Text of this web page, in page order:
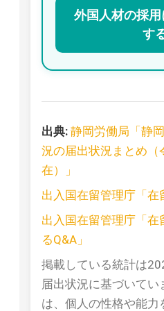
外国人材の採
す
出典: 静岡労働局「静
況の届出状況まとめ
在）」
出入国在留管理庁「在
出入国在留管理庁「在
るQ&A」
掲載している統計は
届出状況に基づいてい
は、個人の性格や能